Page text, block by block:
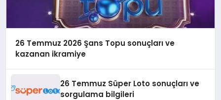
26 Temmuz 2026 Şans Topu sonuçları ve
kazanan ikramiye
26 Temmuz Süper Loto sonuçları ve
sorgulama bilgileri